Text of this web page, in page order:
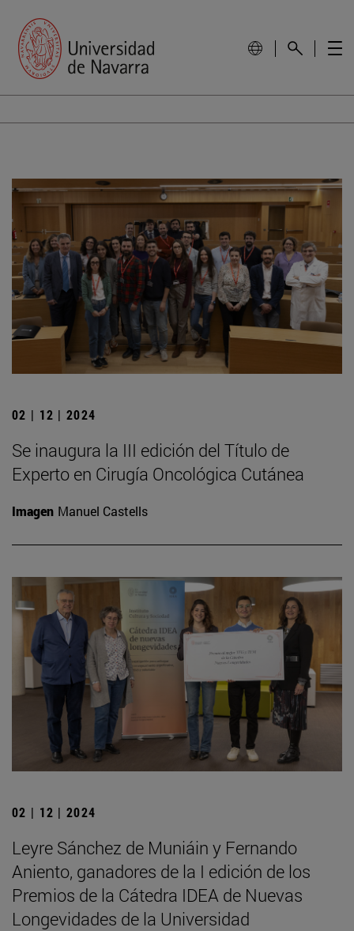
02 | 12 | 2024
Se inaugura la III edición del Título de
Experto en Cirugía Oncológica Cutánea
Imagen Manuel Castells
02 | 12 | 2024
Leyre Sánchez de Muniáin y Fernando
Aniento, ganadores de la I edición de los
Premios de la Cátedra IDEA de Nuevas
Longevidades de la Universidad